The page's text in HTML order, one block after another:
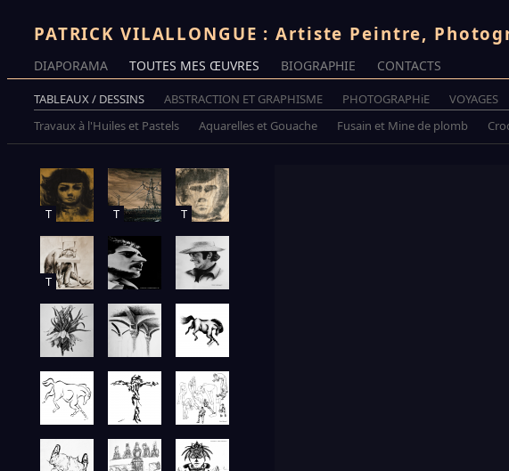
PATRICK VILALLONGUE : Artiste Peintre,
DIAPORAMA TOUTES MES ŒUVRES BIOGRAPHIE CONTACTS
TABLEAUX / DESSINS ABSTRACTION ET GRAPHISME PHOTOGRAPHiE
VOYAGES
Travaux à l'Huiles et Pastels
Aquarelles et Gouache Fusain et Mine de plomb
T T T
T